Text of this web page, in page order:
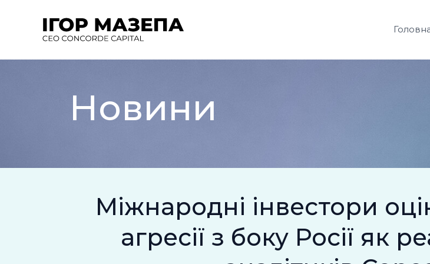
Новини
Міжнародні інвестори
агресії з боку Росії як